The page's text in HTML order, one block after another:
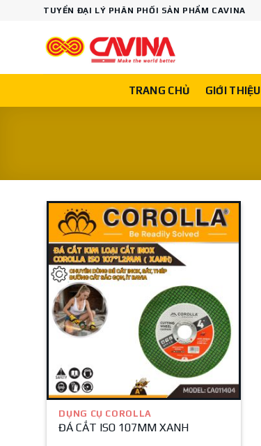
TUYỂN ĐẠI LÝ PHÂN PHỐI SẢN PHẨM CAVINA
TRANG CHỦ GIỚI THIỆU
DỤNG CỤ COROLLA
ĐÁ CẮT ISO 107MM XANH